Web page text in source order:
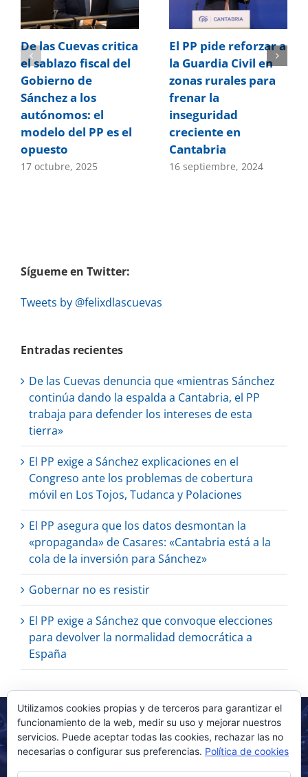
De las Cuevas critica
el sablazo fiscal del
Gobierno de
Sánchez a los
autónomos: el
modelo del PP es el
opuesto
17 octubre, 2025
El PP pide reforzar a
la Guardia Civil en
zonas rurales para
frenar la
inseguridad
creciente en
Cantabria
16 septiembre, 2024
Sígueme en Twitter:
Tweets by @felixdlascuevas
Entradas recientes
De las Cuevas denuncia que «mientras Sánchez
continúa dando la espalda a Cantabria, el PP
trabaja para defender los intereses de esta
tierra»
El PP exige a Sánchez explicaciones en el
Congreso ante los problemas de cobertura
móvil en Los Tojos, Tudanca y Polaciones
El PP asegura que los datos desmontan la
«propaganda» de Casares: «Cantabria está a la
cola de la inversión para Sánchez»
Gobernar no es resistir
El PP exige a Sánchez que convoque elecciones
para devolver la normalidad democrática a
España
Utilizamos cookies propias y de terceros para garantizar el
funcionamiento de la web, medir su uso y mejorar nuestros
servicios. Puede aceptar todas las cookies, rechazar las no
necesarias o configurar sus preferencias. Política de cookies